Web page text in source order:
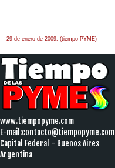
29 de enero de 2009. (tiempo PYME)
www.tiempopyme.com
E-mail:contacto@tiempopyme.com
Capital Federal - Buenos Aires
Argentina